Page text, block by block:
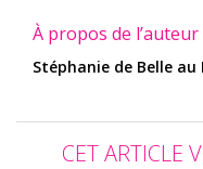
À propos de l’auteur
Stéphanie de Belle
CET ARTICLE